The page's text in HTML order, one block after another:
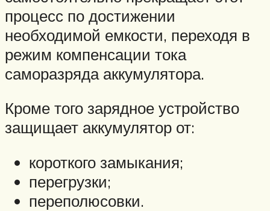
процесс по достижении
необходимой емкости, переходя в
режим компенсации тока
саморазряда аккумулятора.
Кроме того зарядное устройство
защищает аккумулятор от:
короткого замыкания;
перегрузки;
переполюсовки.